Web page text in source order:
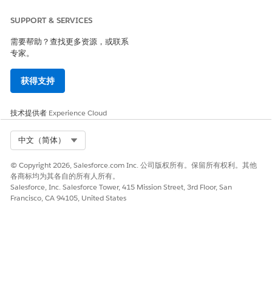
Omnistudio Data Mapper 是一种映射工具，使您能够提取、
排试驾和车辆服务预约的引导流都包括多个数据映射器。数据映
射器从对象中读取数据，根据用户的选择捕获新的和更改的数
据，并将转换后的数据写回 FlexCard、集成程序和
Omniscript。如果要在提取和转换过程中修改 JSON 输出的输
入参数，或者要在加载过程中修改 JSON 输出字段映射，请自
本文章是否解决您的问题？
请与我们共享您的想法，以便我们进行改进！
是
SUPPORT & SERVICES
需要帮助？查找更多资源，或联系
专家。
获得支持
技术提供者 Experience Cloud
中文（简体）
© Copyright 2026, Salesforce.com Inc. 公司版权所有。保留所有权利。其他
各商标均为其各自的所有人所有。
Salesforce, Inc. Salesforce Tower, 415 Mission Street, 3rd Floor, San
Francisco, CA 94105, United States